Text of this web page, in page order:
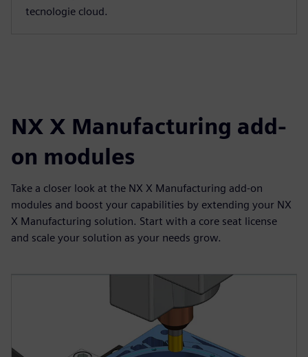
tecnologie cloud.
NX X Manufacturing add-
on modules
Take a closer look at the NX X Manufacturing add-on
modules and boost your capabilities by extending your NX
X Manufacturing solution. Start with a core seat license
and scale your solution as your needs grow.